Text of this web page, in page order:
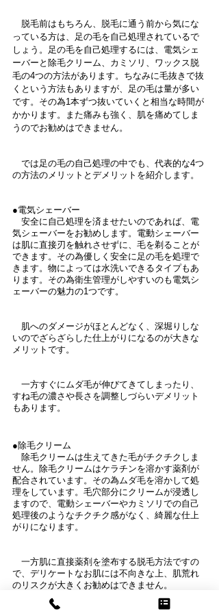
脱毛前はもちろん、脱毛に通う前から気にな
っている方は、足の毛を自己処理されているで
しょう。足の毛を自己処理するには、電気シェ
ーバーと除毛クリーム、カミソリ、ワックス脱
毛の4つの方法があります。ちなみに毛抜きで抜
くという方法もありますが、足の毛は量が多い
です。その為1本ずつ抜いていくと相当な時間が
かかります。また痛みも強く、肌を痛めてしま
うのでお勧めはできません。
では足の毛の自己処理の中でも、代表的な4つ
の方法のメリットとデメリットを紹介します。
●電気シェーバー
安全に自己処理を済ませたいのであれば、電
気シェーバーをお勧めします。電動シェーバー
は肌に直接刃を触れさせずに、毛を剃ることが
できます。その為優しく安全に足の毛を処理で
きます。物によっては水洗いできるタイプもあ
ります。その為衛生管理がしやすいのも電気シ
ェーバーの魅力の1つです。
肌へのダメージがほとんどなく、深堀りしな
いのでざらざらした仕上がりになるのが大きな
メリットです。
一方すぐにムダ毛が伸びてきてしまったり、
すね毛の濃さや長さを調整しづらいデメリット
もあります。
●除毛クリーム
除毛クリームは生えてきた毛がチクチクしま
せん。除毛クリームはケラチンを溶かす薬剤が
配合されています。その為ムダ毛を溶かして処
理をしています。毛穴部分にクリームが浸透し
ますので、電動シェーバーやカミソリでの自己
処理後のようなチクチク感がなく、綺麗な仕上
がりになります。
一方肌に直接薬剤を塗布する脱毛方法ですの
で、デリケートなお肌には不向きな上、肌荒れ
のリスクが大きくお勧めはできません。